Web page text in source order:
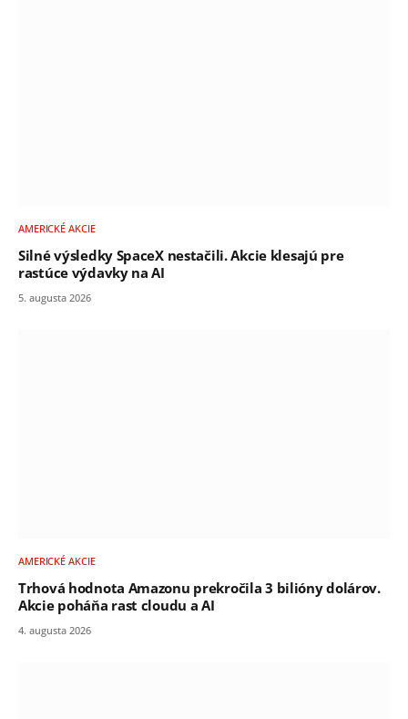
AMERICKÉ AKCIE
Silné výsledky SpaceX nestačili. Akcie klesajú pre
rastúce výdavky na AI
5. augusta 2026
AMERICKÉ AKCIE
Trhová hodnota Amazonu prekročila 3 bilióny dolárov.
Akcie poháňa rast cloudu a AI
4. augusta 2026